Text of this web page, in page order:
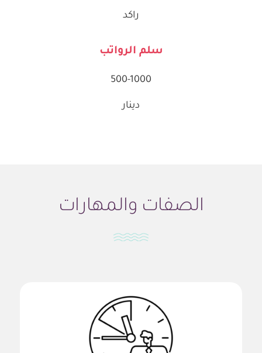
راكد
سلم الرواتب
500-1000
دينار
الصفات والمهارات